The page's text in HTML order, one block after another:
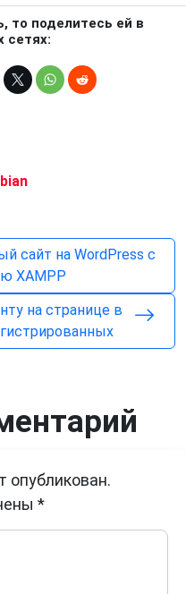
то поделитесь ей в
сетях:
сайт на WordPress с
XAMPP
на странице в
опубликован.
*